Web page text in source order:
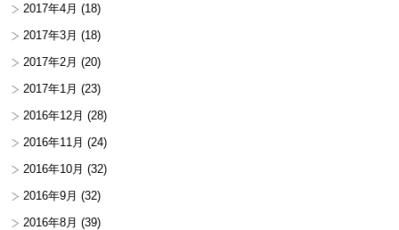
2017年4月 (18)
2017年3月 (18)
2017年2月 (20)
2017年1月 (23)
2016年12月 (28)
2016年11月 (24)
2016年10月 (32)
2016年9月 (32)
2016年8月 (39)